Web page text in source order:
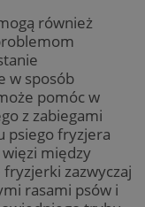
również
w sposób
pomóc w
z zabiegami
psiego fryzjera
między
fryzjerki zazwyczaj
rasami psów i